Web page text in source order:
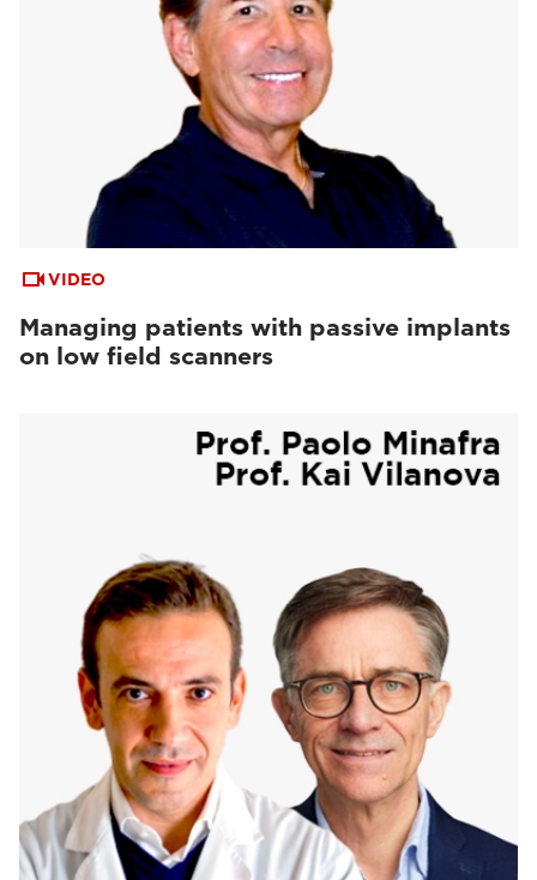
VIDEO
Managing patients with passive implants
on low field scanners